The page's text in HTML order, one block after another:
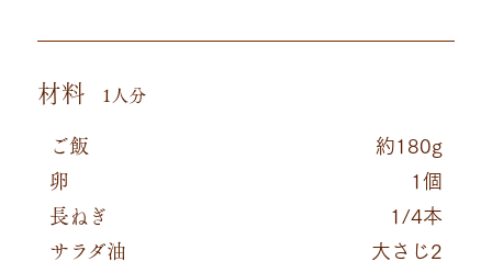
材料 1人分
ご飯 約180g
卵 1個
長ねぎ 1/4本
サラダ油 大さじ2